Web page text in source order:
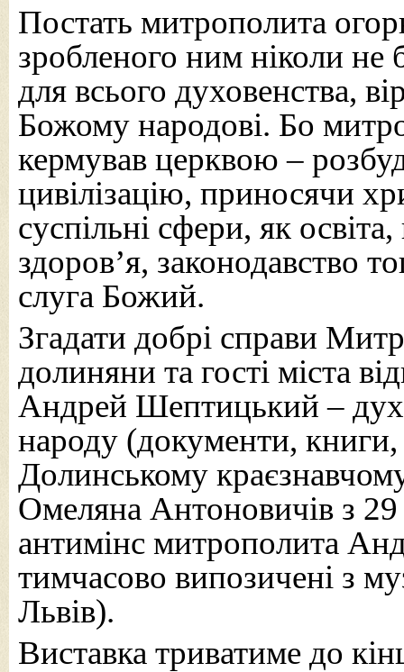
Постать митрополита
зробленого ним ніколи
для всього духовенства,
Божому народові. Бо
кермував церквою –
цивілізацію, приносячи
суспільні сфери, як
здоров’я, законодавство
слуга Божий.
Згадати добрі справи
долиняни та гості міста
Андрей Шептицький –
народу (документи, книги,
Долинському
Омеляна Антоновичів з
антимінс митрополита
тимчасово випозичені з
Львів).
Виставка триватиме до